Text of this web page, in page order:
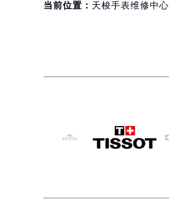
泰州市海陵
杭州市上城
南昌市红谷
济南市历下
广州市天河
当前位置： 天梭手表维修中心